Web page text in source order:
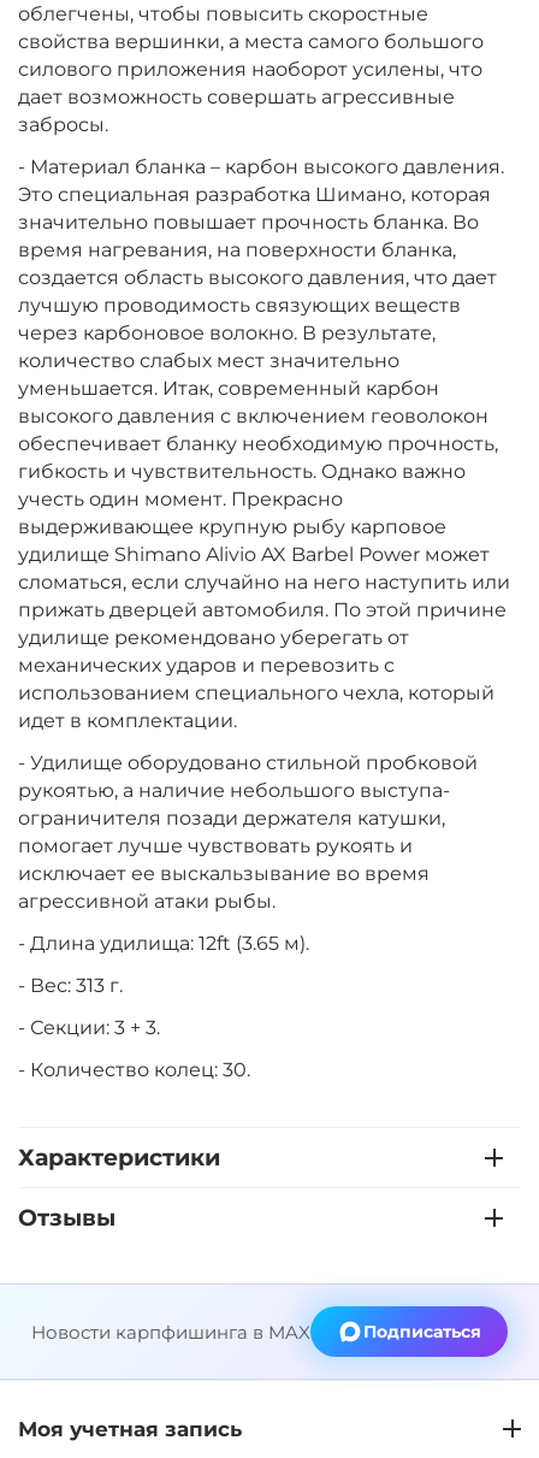
облегчены, чтобы повысить скоростные
свойства вершинки, а места самого большого
силового приложения наоборот усилены, что
дает возможность совершать агрессивные
забросы.
- Материал бланка – карбон высокого давления.
Это специальная разработка Шимано, которая
значительно повышает прочность бланка. Во
время нагревания, на поверхности бланка,
создается область высокого давления, что дает
лучшую проводимость связующих веществ
через карбоновое волокно. В результате,
количество слабых мест значительно
уменьшается. Итак, современный карбон
высокого давления с включением геоволокон
обеспечивает бланку необходимую прочность,
гибкость и чувствительность. Однако важно
учесть один момент. Прекрасно
выдерживающее крупную рыбу карповое
удилище Shimano Alivio AX Barbel Power может
сломаться, если случайно на него наступить или
прижать дверцей автомобиля. По этой причине
удилище рекомендовано уберегать от
механических ударов и перевозить с
использованием специального чехла, который
идет в комплектации.
- Удилище оборудовано стильной пробковой
рукоятью, а наличие небольшого выступа-
ограничителя позади держателя катушки,
помогает лучше чувствовать рукоять и
исключает ее выскальзывание во время
агрессивной атаки рыбы.
- Длина удилища: 12ft (3.65 м).
- Вес: 313 г.
- Секции: 3 + 3.
- Количество колец: 30.
Характеристики
Отзывы
Новости карпфишинга в MAX Подписаться
Моя учетная запись